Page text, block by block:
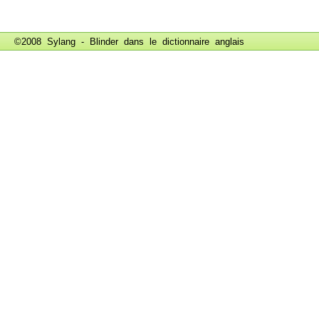
©2008 Sylang - Blinder dans le dictionnaire anglais